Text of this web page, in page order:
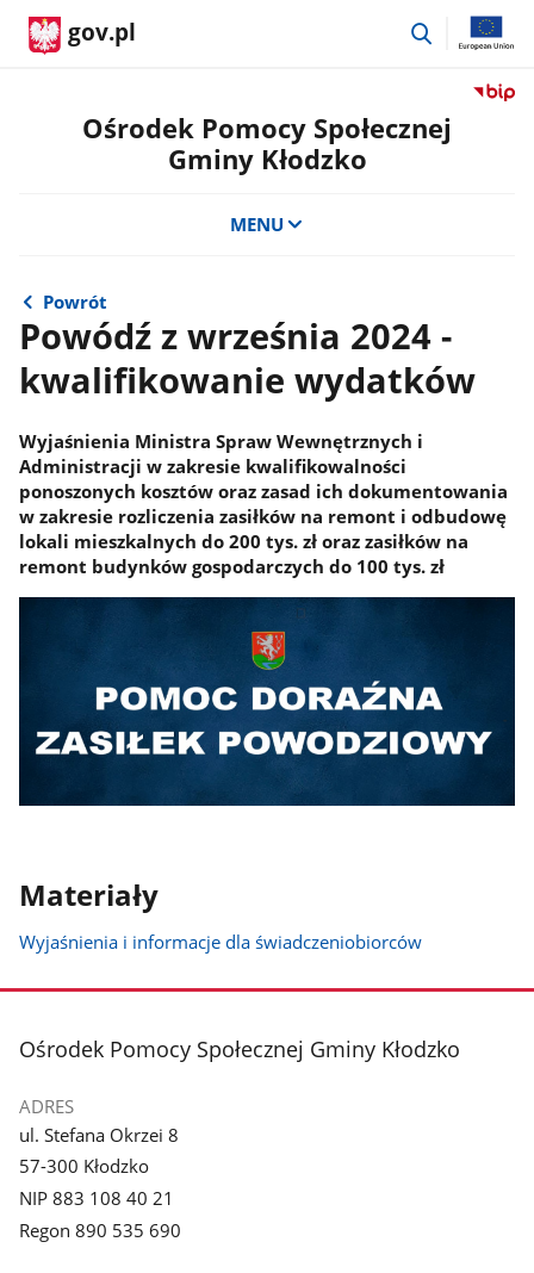
gov.pl
przejdź
Przejdź
Ośrodek Pomocy Społecznej
Gminy Kłodzko
MENU
Powrót
Powódź z września 2024 -
kwalifikowanie wydatków
Wyjaśnienia Ministra Spraw Wewnętrznych i
Administracji w zakresie kwalifikowalności
ponoszonych kosztów oraz zasad ich dokumentowania
w zakresie rozliczenia zasiłków na remont i odbudowę
lokali mieszkalnych do 200 tys. zł oraz zasiłków na
remont budynków gospodarczych do 100 tys. zł
Materiały
Wyjaśnienia i informacje dla świadczeniobiorców
stopka
Ośrodek Pomocy Społecznej Gminy Kłodzko
ADRES
ul. Stefana Okrzei 8
57-300 Kłodzko
NIP 883 108 40 21
Regon 890 535 690